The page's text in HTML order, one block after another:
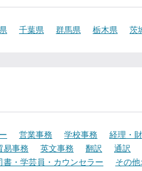
千葉県 群馬県 栃木県 茨
営業事務 学校事務 経理・
易事務 英文事務 翻訳 通訳
書・学芸員・カウンセラー その